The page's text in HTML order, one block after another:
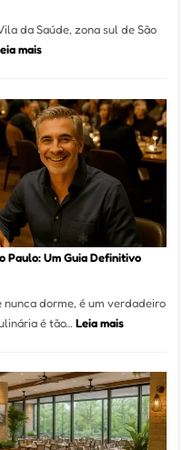
da Saúde, zona sul de São
mais:
Pizzaria:
tradição
em
pizza
artesanal
forno
à
Vila
da
Paulo: Um Guia Definitivo
nunca dorme, é um verdadeiro
é tão… Leia mais:
Melhores
Restaurantes
em
São